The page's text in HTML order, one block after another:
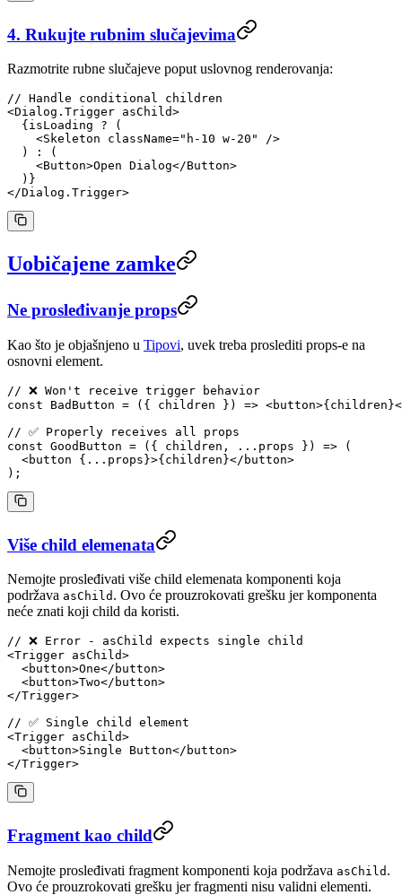
4. Rukujte rubnim slučajevima
Razmotrite rubne slučajeve poput uslovnog renderovanja:
// Handle conditional children
<Dialog.Trigger asChild>
  {isLoading
? (
    <
Skeleton className="h-10 w-20"
/>
  )
:
(
    <
Button>Open Dialog</Button>
  )}
</Dialog.Trigger>
Uobičajene zamke
Ne prosleđivanje props
Kao što je objašnjeno u Tipovi, uvek treba proslediti props-e na
osnovni element.
// ❌ Won't receive trigger behavior
const BadButton = ({ children }) => <button
// ✅ Properly receives all props
const GoodButton = ({ children , ... props }) => (
  <
button { ... props}>{children}</ button>
);
Više child elemenata
Nemojte prosleđivati više child elemenata komponenti koja
podržava asChild . Ovo će prouzrokovati grešku jer komponenta
neće znati koji child da koristi.
// ❌ Error - asChild expects single child
<Trigger asChild>
  <
button>One</ button>
  <
button>Two</ button>
</Trigger>
// ✅ Single child element
<Trigger asChild>
  <
button>Single Button</ button>
</Trigger>
Fragment kao child
Nemojte prosleđivati fragment komponenti koja podržava asChild .
Ovo će prouzrokovati grešku jer fragmenti nisu validni elementi.